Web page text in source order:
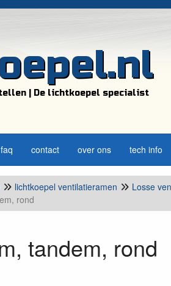
| De lichtkoepel specialist
faq contact over ons tech info
lichtkoepel ventilatieramen Losse
rond
tandem, rond